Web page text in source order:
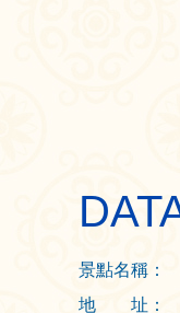
景點名稱：
地 址：